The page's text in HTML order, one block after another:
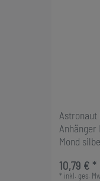
Astronaut
Anhänger
Mond
10,79 € *
* inkl. ges.